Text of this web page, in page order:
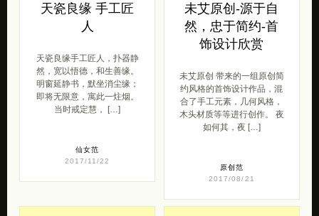
天瓷良缘 手工匠
人
天瓷良缘手工匠人，扑器静
然，宽以悟德，和生善缘。
明窗延静书，默坐消尘缘；
即将无限意，寓此一炷烟。
当时戒定慧， […]
仙女范
2017/11/22
未艾原创-源于自
然，忠于简约-首
饰设计欣赏
未艾原创 带来的一组原创简
约风格的首饰设计作品，混
合了手工元素，几何风格，
木头材质等等进行创作。 夜
如何其，夜 […]
原创范
2017/08/21